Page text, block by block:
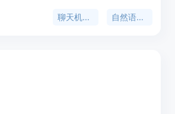
可以为机器人设置各种场景和功
聊天机器人 自然语言处理